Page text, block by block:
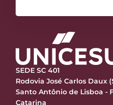
SEDE SC 401
Rodovia José Carlos Daux
Santo Antônio de Lisboa -
Catarina